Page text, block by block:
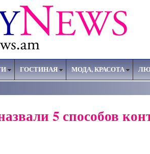
ГОСТИНАЯ МОДА, КРАСОТА
5 способов